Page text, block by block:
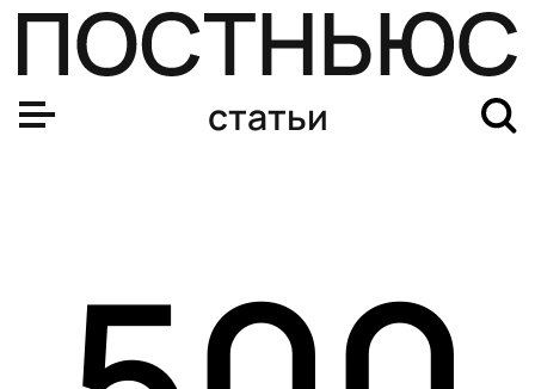
статьи
Медведева не остановить. Российский теннисист